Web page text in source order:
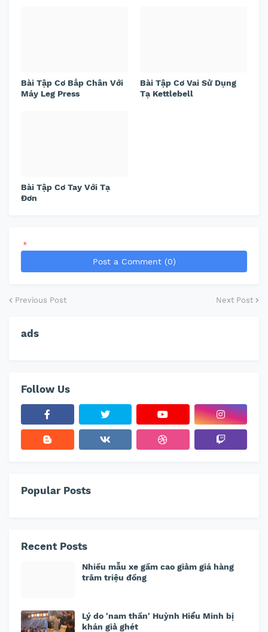
Bài Tập Cơ Bắp Chân Với
Máy Leg Press
Bài Tập Cơ Vai Sử Dụng
Tạ Kettlebell
Bài Tập Cơ Tay Với Tạ
Đơn
*
Post a Comment (0)
Previous Post Next Post
ads
Follow Us
Popular Posts
Recent Posts
Nhiều mẫu xe gầm cao giảm giá hàng
trăm triệu đồng
Lý do 'nam thần' Huỳnh Hiểu Minh bị
khán giả ghét